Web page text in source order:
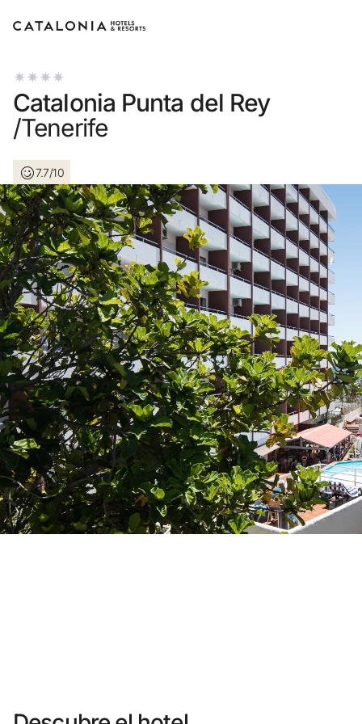
Iniciar sesión
¿Olvidaste tu contraseña?
o usa una de estas opciones
Entra con Google
Iniciar sesión solo con mail
¿Aún no tienes cuenta?
Crear una cuenta
Disfruta los beneficios de formar parte de
Mejor precio garantizado
Catalonia Punta del Rey
/Tenerife
7.7/10